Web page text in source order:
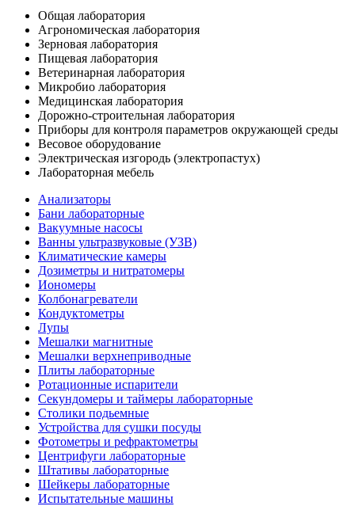
Общая лаборатория
Агрономическая лаборатория
Зерновая лаборатория
Пищевая лаборатория
Ветеринарная лаборатория
Микробио лаборатория
Медицинская лаборатория
Дорожно-строительная лаборатория
Приборы для контроля параметров окружающей среды
Весовое оборудование
Электрическая изгородь (электропастух)
Лабораторная мебель
Анализаторы
Бани лабораторные
Вакуумные насосы
Ванны ультразвуковые (УЗВ)
Климатические камеры
Дозиметры и нитратомеры
Иономеры
Колбонагреватели
Кондуктометры
Лупы
Мешалки магнитные
Мешалки верхнеприводные
Плиты лабораторные
Ротационные испарители
Секундомеры и таймеры лабораторные
Столики подьемные
Устройства для сушки посуды
Фотометры и рефрактометры
Центрифуги лабораторные
Штативы лабораторные
Шейкеры лабораторные
Испытательные машины